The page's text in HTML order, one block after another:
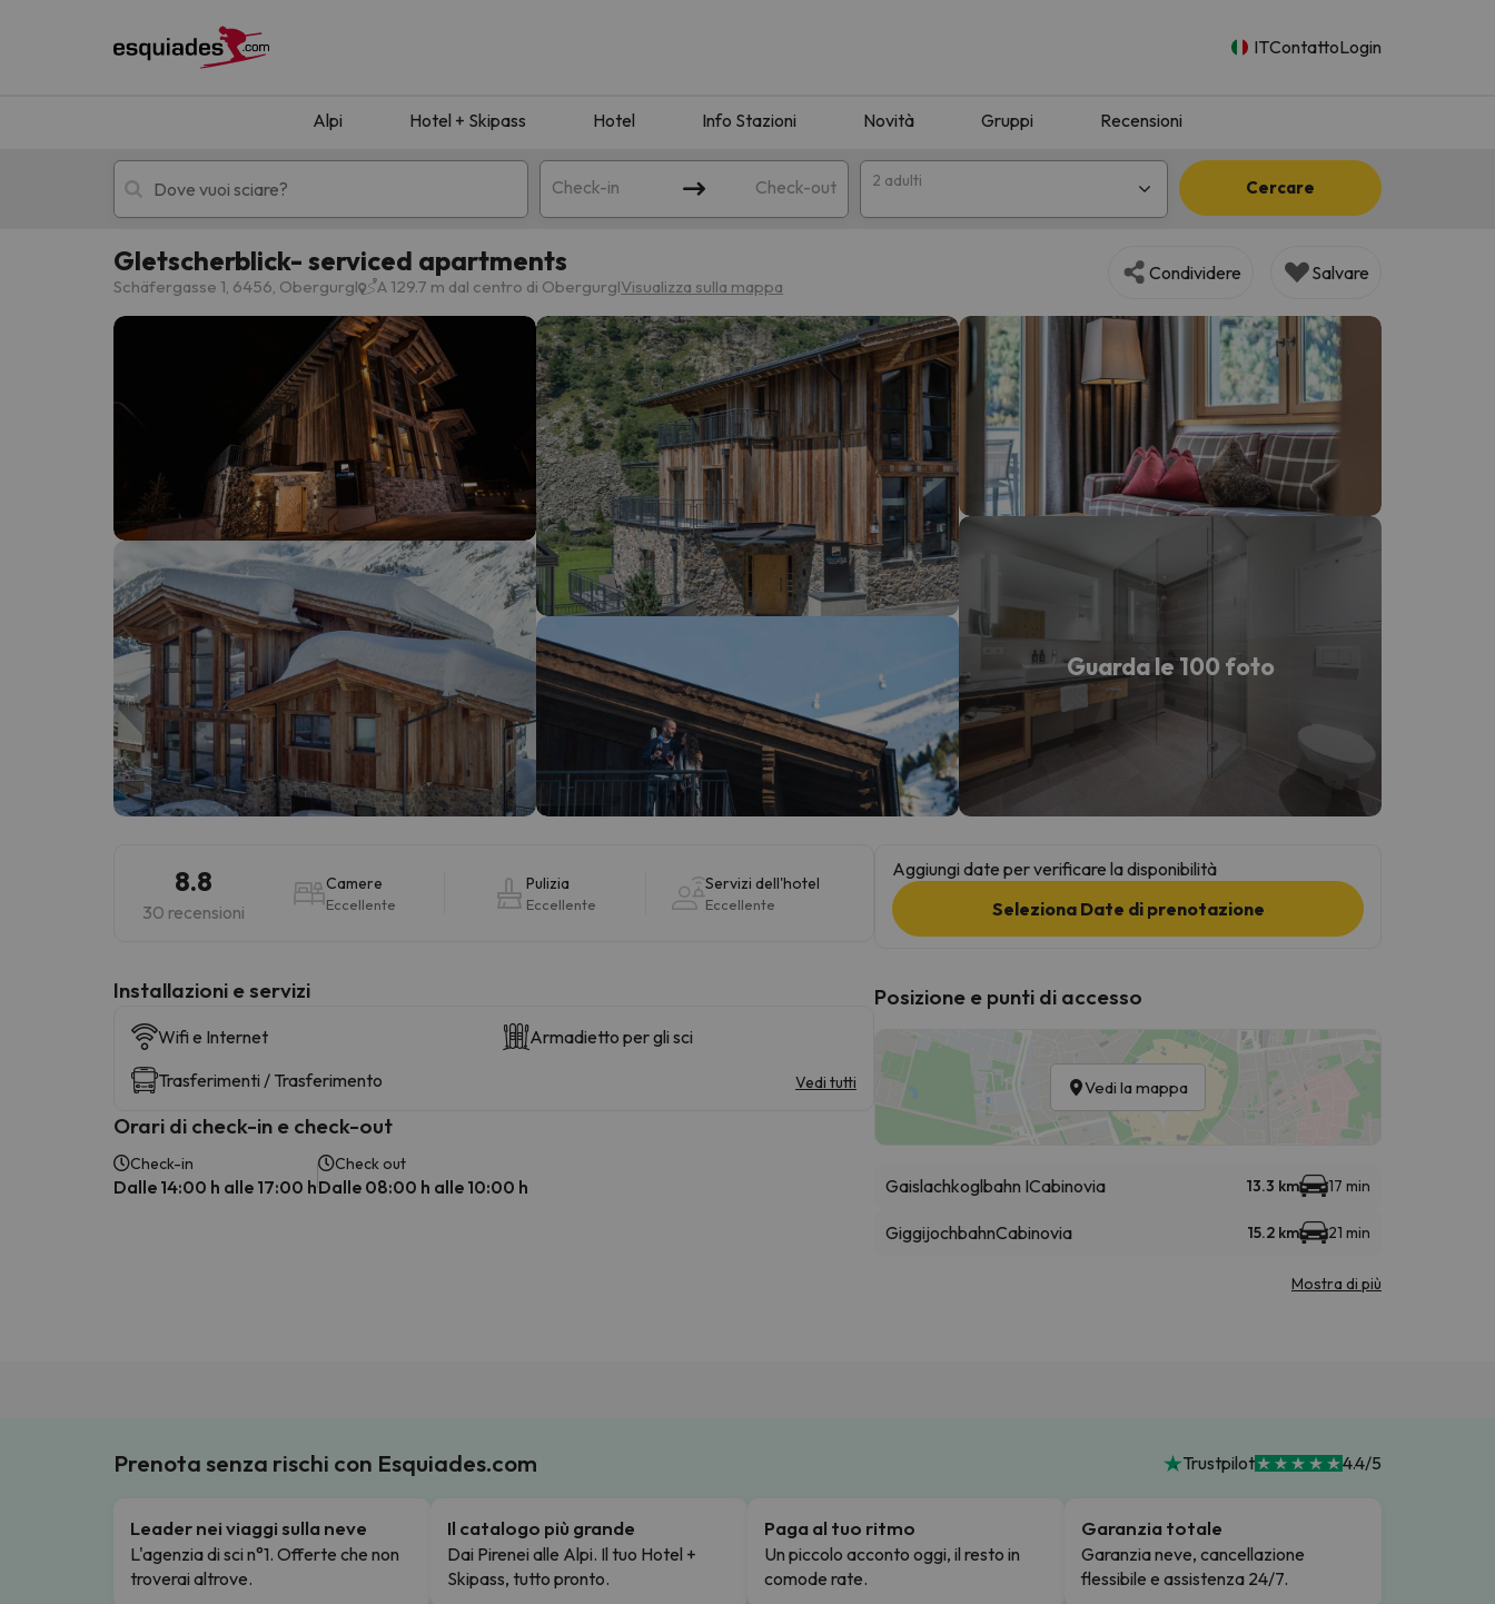
ITContattoLogin
Alpi Hotel + Skipass Hotel Info Stazioni Novità Gruppi Recensioni
Check-in Check-out 2 adulti Cercare
Hotel + skipass Hotel di montagna
Ops, non abbiamo trovato alcun risultato corrispondente alla sua ricerca. Provare a modificare la destinazione.
Sembra che il nostro ricercatore abbia perso la strada. Non appena troverà la bussola, tornerà.
Gletscherblick- serviced apartments
Schäfergasse 1, 6456, Obergurgl A 129.7 m dal centro di ObergurglVisualizza sulla mappa
Condividere Salvare
Guarda le 100 foto
8.8
30 recensioni
Camere
Eccellente
Pulizia
Eccellente
Servizi dell'hotel
Eccellente
Installazioni e servizi
Wifi e Internet
Armadietto per gli sci
Trasferimenti / Trasferimento
Vedi tutti
Orari di check-in e check-out
Check-in
Dalle 14:00 h alle 17:00 h
Check out
Dalle 08:00 h alle 10:00 h
Aggiungi date per verificare la disponibilità
Seleziona Date di prenotazione
Posizione e punti di accesso
Vedi la mappa
Gaislachkoglbahn ICabinovia 13.3 km 17 min
GiggijochbahnCabinovia 15.2 km 21 min
Mostra di più
Prenota senza rischi con Esquiades.com Trustpilot 4.4/5
Leader nei viaggi sulla neve
L'agenzia di sci n°1. Offerte che non
troverai altrove.
Il catalogo più grande
Dai Pirenei alle Alpi. Il tuo Hotel +
Skipass, tutto pronto.
Paga al tuo ritmo
Un piccolo acconto oggi, il resto in
comode rate.
Garanzia totale
Garanzia neve, cancellazione
flessibile e assistenza 24/7.